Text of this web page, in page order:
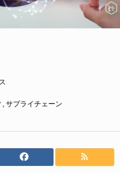
, サプライチェーン